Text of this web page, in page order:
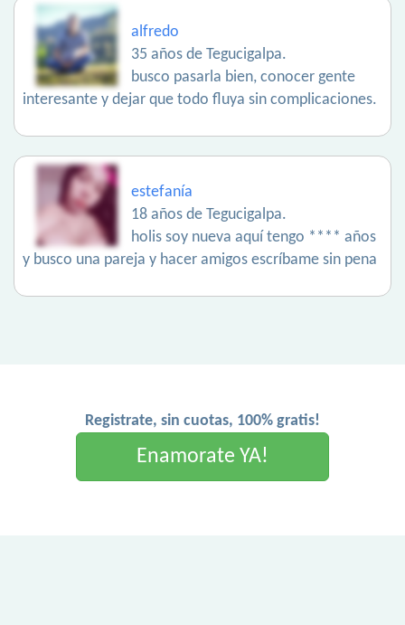
alfredo
35 años de Tegucigalpa.
busco pasarla bien, conocer gente
interesante y dejar que todo fluya sin complicaciones.
estefanía
18 años de Tegucigalpa.
holis soy nueva aquí tengo **** años
y busco una pareja y hacer amigos escríbame sin pena
Registrate, sin cuotas, 100% gratis!
Enamorate YA!